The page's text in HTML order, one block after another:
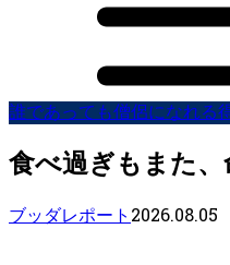
誰であっても僧侶になれる
食べ過ぎもまた
ブッダレポート 2026.08.05